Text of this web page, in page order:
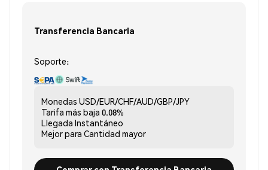
Transferencia Bancaria
Soporte:
Monedas USD/EUR/CHF/AUD/GBP/JPY
Tarifa más baja 0.08%
Llegada Instantáneo
Mejor para Cantidad mayor